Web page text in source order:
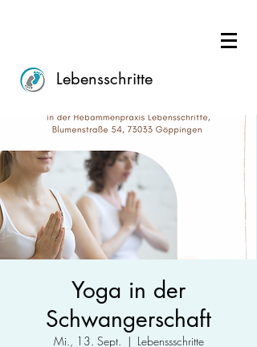
Lebensschritte
Yoga in der
Schwangerschaft
Mi., 13. Sept.
  |
Lebenssschritte